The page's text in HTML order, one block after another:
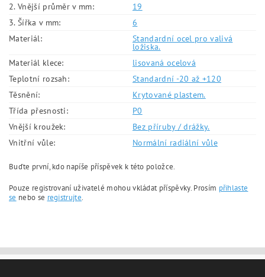
2. Vnější průměr v mm:
19
3. Šířka v mm:
6
Materiál:
Standardní ocel pro valivá
ložiska.
Materiál klece:
lisovaná ocelová
Teplotní rozsah:
Standardní -20 až +120
Těsnění:
Krytované plastem.
Třída přesnosti:
P0
Vnější kroužek:
Bez příruby / drážky.
Vnitřní vůle:
Normální radiální vůle
Buďte první, kdo napíše příspěvek k této položce.
Pouze registrovaní uživatelé mohou vkládat příspěvky. Prosím přihlaste
se nebo se registrujte.